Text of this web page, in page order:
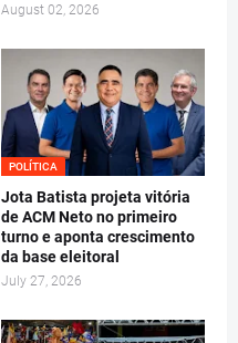
August 02, 2026
POLÍTICA
Jota Batista projeta vitória
de ACM Neto no primeiro
turno e aponta crescimento
da base eleitoral
July 27, 2026